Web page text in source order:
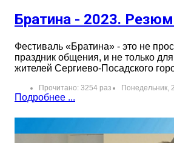
Братина - 2023.
Фестиваль «Братина» - это не
праздник общения, и не только
жителей Сергиево-Посадского
Прочитано: 3254 раз Понедельник,
Подробнее ...